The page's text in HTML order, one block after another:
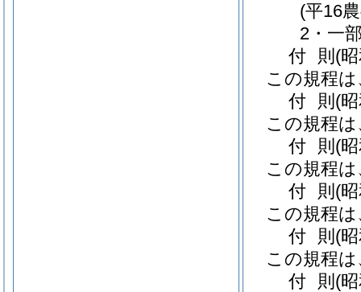
(平16
2・一
付 則 (
この規程
付 則 (
この規程
付 則 (
この規程
付 則 (
この規程
付 則 (
この規程
付 則 (